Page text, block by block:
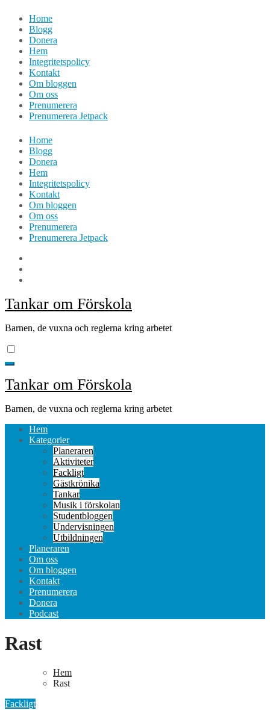
Hoppa
innehåll
Home
Blogg
Donera
Hem
Integritetspolicy
Kontakt
Om bloggen
Om oss
Prenumerera
Prenumerera Jetpack
Home
Blogg
Donera
Hem
Integritetspolicy
Kontakt
Om bloggen
Om oss
Prenumerera
Prenumerera Jetpack
Tankar om Förskola
Barnen, de vuxna och reglerna kring arbetet
Tankar om Förskola
Barnen, de vuxna och reglerna kring arbetet
Hem
Kategorier
Planeraren
Aktiviteter
Fackligt
Gästkrönika
Tankar
Musik i förskolan
Studentbloggen
Undervisningen
Utbildningen
Planeraren
Om oss
Om bloggen
Kontakt
Prenumerera
Donera
Podcast
Rast
Hem
Rast
Fackligt